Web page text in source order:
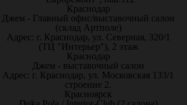
Краснодар
Джем - Главный офис/выставочный салон
(склад Артполе)
Адрес: г. Краснодар, ул. Северная, 320/1
(ТЦ "Интерьер"), 2 этаж
Краснодар
Джем - выставочный салон
Адрес: г. Краснодар, ул. Московская 133/1
строение 2.
Красноярск